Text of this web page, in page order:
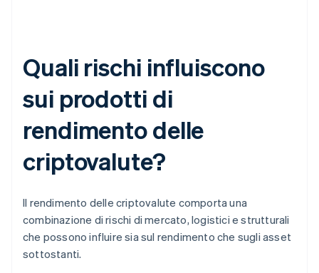
Quali rischi influiscono
sui prodotti di
rendimento delle
criptovalute?
Il rendimento delle criptovalute comporta una
combinazione di rischi di mercato, logistici e strutturali
che possono influire sia sul rendimento che sugli asset
sottostanti.